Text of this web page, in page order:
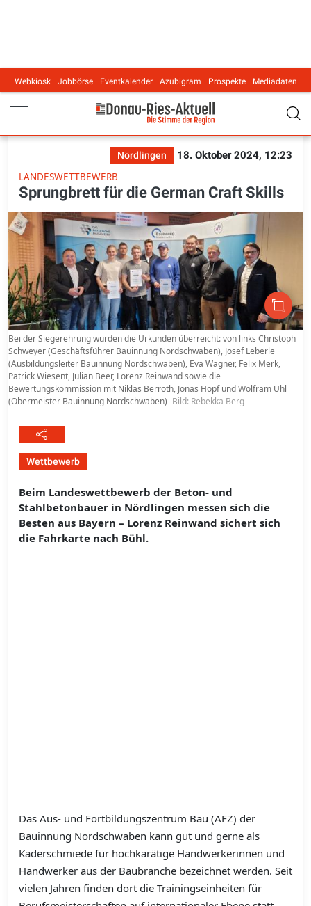
Main navigation
Webkiosk Jobbörse Eventkalender Azubigram Prospekte Mediadaten
Nördlingen
18. Oktober 2024, 12:23
LANDESWETTBEWERB
Sprungbrett für die German Craft Skills
Bei der Siegerehrung wurden die Urkunden überreicht: von links Christoph
Schweyer (Geschäftsführer Bauinnung Nordschwaben), Josef Leberle
(Ausbildungsleiter Bauinnung Nordschwaben), Eva Wagner, Felix Merk,
Patrick Wiesent, Julian Beer, Lorenz Reinwand sowie die
Bewertungskommission mit Niklas Berroth, Jonas Hopf und Wolfram Uhl
(Obermeister Bauinnung Nordschwaben) Bild: Rebekka Berg
Wettbewerb
Beim Landeswettbewerb der Beton- und
Stahlbetonbauer in Nördlingen messen sich die
Besten aus Bayern – Lorenz Reinwand sichert sich
die Fahrkarte nach Bühl.
Das Aus- und Fortbildungszentrum Bau (AFZ) der
Bauinnung Nordschwaben kann gut und gerne als
Kaderschmiede für hochkarätige Handwerkerinnen und
Handwerker aus der Baubranche bezeichnet werden. Seit
vielen Jahren finden dort die Trainingseinheiten für